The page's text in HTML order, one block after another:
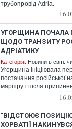
трубопровід Adria.
УГОРЩИНА ПОЧАЛА
ЩОДО ТРАНЗИТУ
АДРІАТИКУ
Категорія: Новини в світі:
Угорщина ініціювала
постачання російської
маршрут після
"ВІДСТОЮЄ
ХОРВАТІЇ